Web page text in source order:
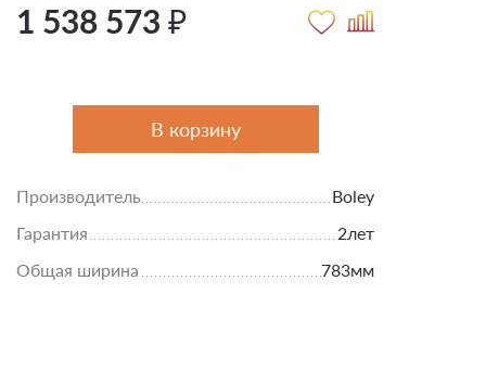
1 538 573 ₽
В корзину
Производитель
Boley
Гарантия
2лет
Общая ширина
783мм